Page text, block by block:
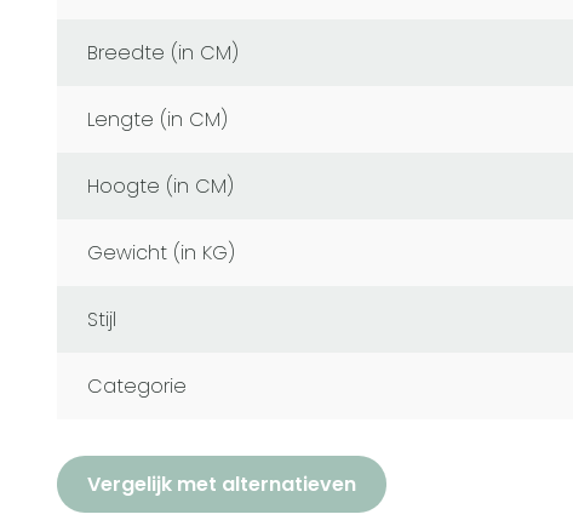
Breedte (in CM)
Lengte (in CM)
Hoogte (in CM)
Gewicht (in KG)
Stijl
Categorie
Vergelijk met alternatieven